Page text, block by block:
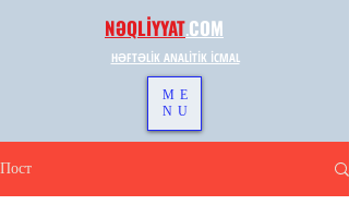
NƏQLİYYAT.COM
HƏFTƏLİK ANALİTİK İCMAL
ME
NU
Пост